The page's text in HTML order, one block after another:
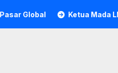
Ketua Mada LMP Sultra